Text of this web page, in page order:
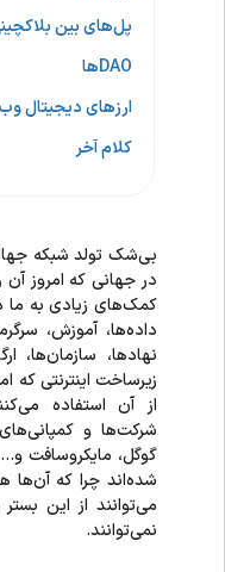
پل‌های بین
DAOها
ارزهای دیجیتال وب 3
کلام آخر
بی‌شک تولد شبکه
در جهانی که امروز
کمک‌های زیادی به ما
داده‌ها، آموزش،
نهاد‌ها،
زیرساخت اینترنتی که
از آن استفاده
شرکت‌ها و
گوگل، مایکروسافت
شده‌اند چرا که آن‌ها
می‌توانند از این
نمی‌توانند.